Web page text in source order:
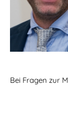
Bei Fragen zur